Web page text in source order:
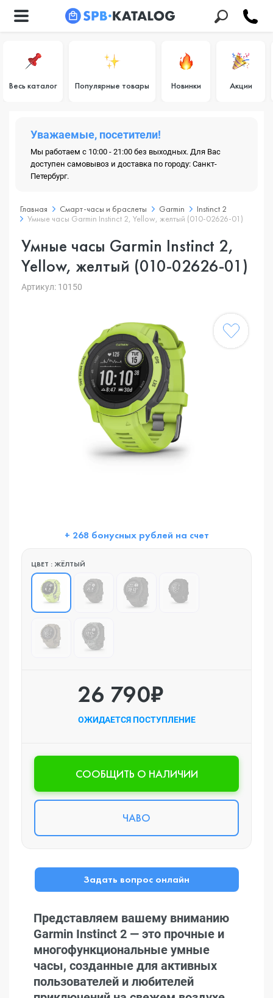
Весь каталог Популярные товары Новинки Акции
Уважаемые, посетители!
Мы работаем с 10:00 - 21:00 без выходных. Для Вас
доступен самовывоз и доставка по городу: Санкт-
Петербург.
Главная Смарт-часы и браслеты Garmin
Instinct 2
Умные часы Garmin Instinct 2, Yellow, желтый (010-02626-01)
Умные часы Garmin Instinct 2,
Yellow, желтый (010-02626-01)
Артикул: 10150
+ 268 бонусных рублей на счет
ЦВЕТ : ЖЁЛТЫЙ
26 790₽
ОЖИДАЕТСЯ ПОСТУПЛЕНИЕ
CООБЩИТЬ О НАЛИЧИИ
ЧАВО
Задать вопрос онлайн
Представляем вашему вниманию
Garmin Instinct 2 — это прочные и
многофункциональные умные
часы, созданные для активных
пользователей и любителей